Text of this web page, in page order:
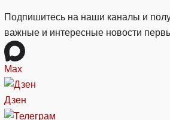
Подпишитесь на наши каналы и
важные и интересные новости
Max
Дзен